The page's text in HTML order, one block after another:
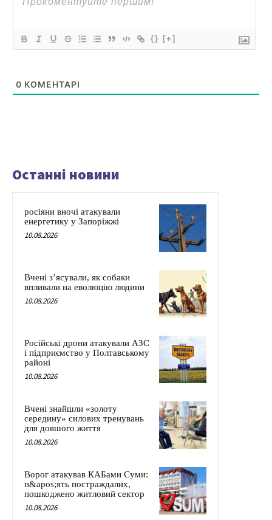
{} [+]
0 КОМЕНТАРІ
Останні новини
росіяни вночі атакували
енергетику у Запоріжжі
10.08.2026
Вчені з’ясували, як собаки
впливали на еволюцію людини
10.08.2026
Російські дрони атакували АЗС
і підприємство у Полтавському
районі
10.08.2026
Вчені знайшли «золоту
середину» силових тренувань
для довшого життя
10.08.2026
Ворог атакував КАБами Суми:
п&apos;ять постраждалих,
пошкоджено житловий сектор
10.08.2026